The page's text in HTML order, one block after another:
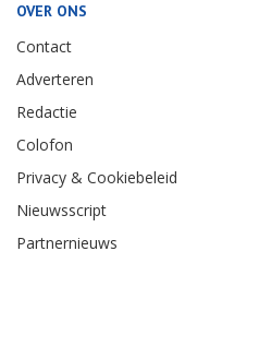
OVER ONS
Contact
Adverteren
Redactie
Colofon
Privacy & Cookiebeleid
Nieuwsscript
Partnernieuws